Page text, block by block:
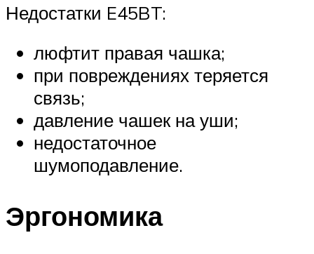
Недостатки E45BT:
люфтит правая чашка;
при повреждениях теряется
связь;
давление чашек на уши;
недостаточное
шумоподавление.
Эргономика